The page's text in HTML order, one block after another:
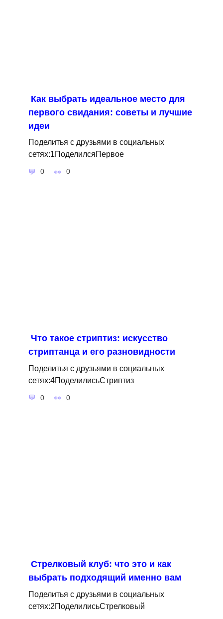
Как выбрать идеальное место для
первого свидания: советы и лучшие
идеи
Поделитья с друзьями в социальных
сетях:1ПоделилсяПервое
0 0
Что такое стриптиз: искусство
стриптанца и его разновидности
Поделитья с друзьями в социальных
сетях:4ПоделилисьСтриптиз
0 0
Стрелковый клуб: что это и как
выбрать подходящий именно вам
Поделитья с друзьями в социальных
сетях:2ПоделилисьСтрелковый